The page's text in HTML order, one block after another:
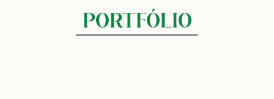
PORTFÓLIO